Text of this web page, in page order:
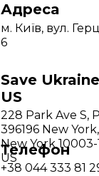
Адреса
м. Київ, вул.
6
Save Ukraine
US
228 Park Ave S,
396196 New York,
New York 10003-
US
Телефон
+38 044 333 81